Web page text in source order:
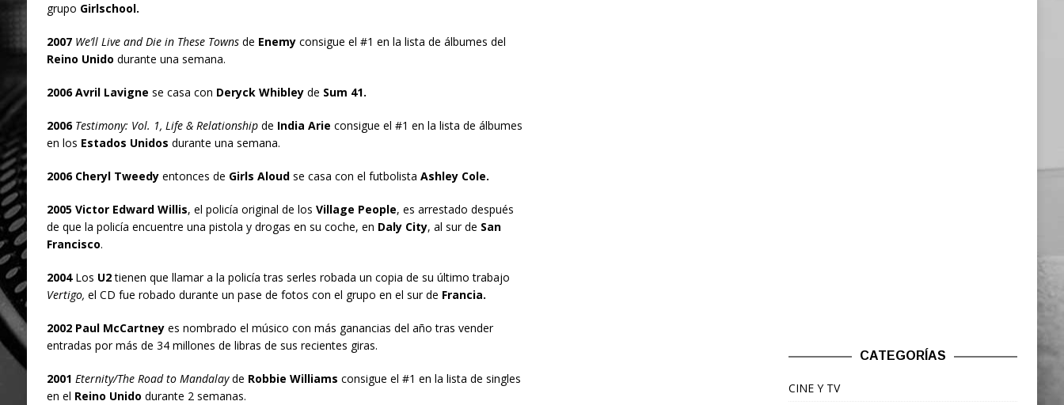
grupo Girlschool.
2007 We’ll Live and Die in These Townsde Enemyconsigue el #1 en la lista de álbumes del
Reino Unido durante una semana.
2006 Avril Lavigne se casa con Deryck Whibleyde Sum 41.
2006 Testimony: Vol. 1, Life & Relationshipde India Arie consigue el #1 en la lista de álbumes
en los Estados Unidos durante una semana.
2006 Cheryl Tweedyentonces de Girls Aloudse casa con el futbolista Ashley Cole.
2005 Victor Edward Willis, el policía original de los Village People, es arrestado después
de que la policía encuentre una pistola y drogas en su coche, en Daly City, al sur de San
Francisco.
2004Los U2tienen que llamar a la policía tras serles robada un copia de su último trabajo
Vertigo, el CD fue robado durante un pase de fotos con el grupo en el sur de Francia.
2002 Paul McCartneyes nombrado el músico con más ganancias del año tras vender
entradas por más de 34 millones de libras de sus recientes giras.
2001 Eternity/The Road to Mandalayde Robbie Williams consigue el #1 en la lista de singles
en el Reino Unido durante 2 semanas.
CATEGORÍAS
CINE Y TV